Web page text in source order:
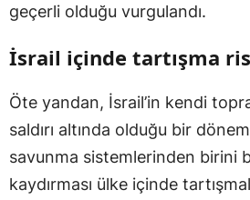
geçerli olduğu vurgulandı.
İsrail içinde tartışma
Öte yandan, İsrail’in kendi
saldırı altında olduğu bir
savunma sistemlerinden birini
kaydırması ülke içinde